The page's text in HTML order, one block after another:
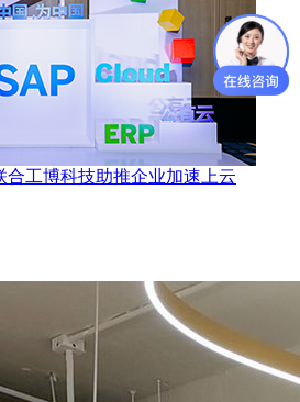
合工博科技助推企业加速上云